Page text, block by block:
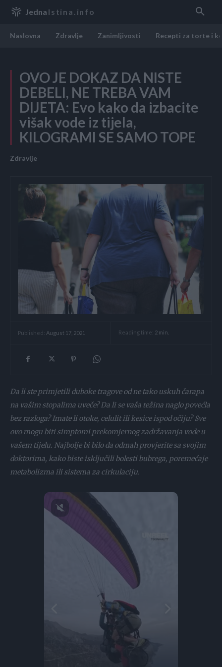
Jedna Istina.info
Naslovna Zdravlje Zanimljivosti Recepti za torte i
OVO JE DOKAZ DA NISTE
DEBELI, NE TREBA VAM
DIJETA: Evo kako da izbacite
višak vode iz tijela,
KILOGRAMI SE SAMO TOPE
Zdravlje
Published: August 17, 2021 Reading time: 2 min.
Da li ste primjetili duboke tragove od ne tako uskuh čarapa
na vašim stopalima uveče? Da li se vaša težina naglo povećla
bez razloga? Imate li otoke, celulit ili kesice ispod očiju? Sve
ovo mogu biti simptomi prekomjernog zadržavanja vode u
vašem tijelu. Najbolje bi bilo da odmah provjerite sa svojim
doktorima, kako biste isključili bolesti bubrega, poremećaje
metabolizma ili sistema za cirkulaciju.